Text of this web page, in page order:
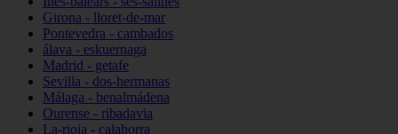
Girona - lloret-de-mar
Pontevedra - cambados
álava - eskuernaga
Madrid - getafe
Sevilla - dos-hermanas
Málaga - benalmádena
Ourense - ribadavia
La-rioja - calahorra